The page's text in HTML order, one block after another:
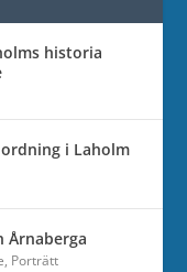
historia
i Laholm
Årnaberga
, Porträtt